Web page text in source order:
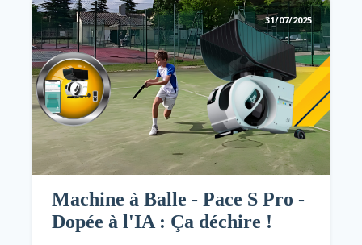
31/07/2025
Machine à Balle - Pace S Pro -
Dopée à l'IA : Ça déchire !